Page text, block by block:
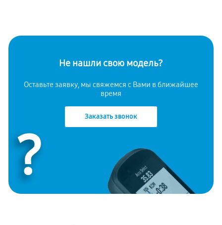
Не нашли свою модель?
Оставьте заявку, мы свяжемся с Вами в ближайшее
время
Заказать звонок
?